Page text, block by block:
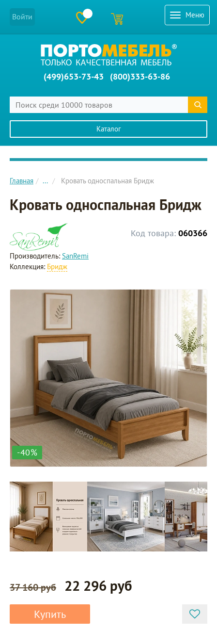
Меню
Войти
(499)653-73-43 (800)333-63-86
Каталог
Главное меню сайта
Главная ... Кровать односпальная Бридж
Кровать односпальная Бридж
Код товара: 060366
Производитель: SanRemi
Коллекция: Бридж
-40%
37 160 руб 22 296 руб
Купить